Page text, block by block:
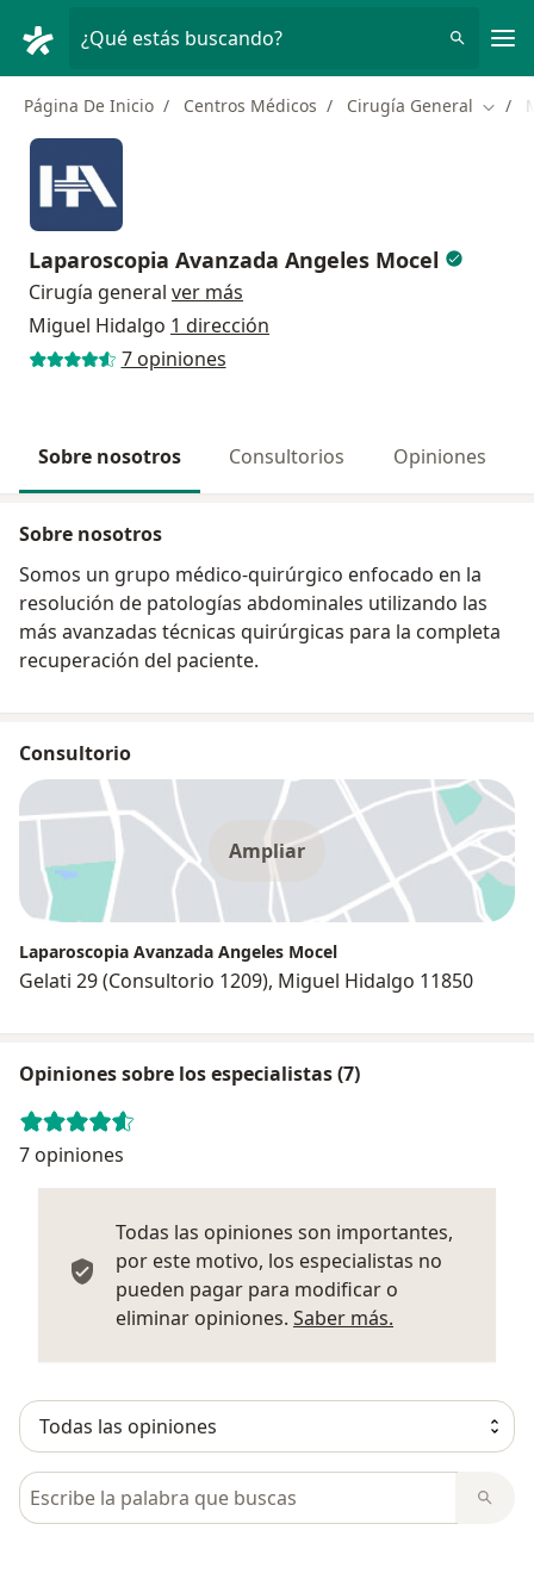
¿Qué estás buscando?
Página De Inicio Centros Médicos Cirugía General
Laparoscopia Avanzada Angeles Mocel
Cirugía general ver más
Miguel Hidalgo 1 dirección
7 opiniones
Sobre nosotros Consultorios Opiniones
Sobre nosotros
Somos un grupo médico-quirúrgico enfocado en la
resolución de patologías abdominales utilizando las
más avanzadas técnicas quirúrgicas para la completa
recuperación del paciente.
Consultorio
Ampliar
Laparoscopia Avanzada Angeles Mocel
Gelati 29 (Consultorio 1209), Miguel Hidalgo 11850
Opiniones sobre los especialistas (7)
7 opiniones
Todas las opiniones son importantes,
por este motivo, los especialistas no
pueden pagar para modificar o
eliminar opiniones. Saber más.
Busca en opiniones